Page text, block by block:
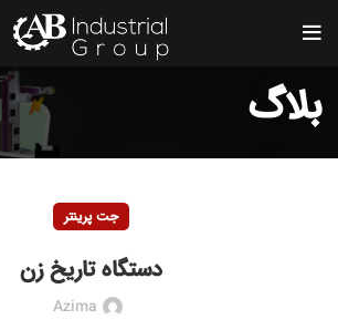
بلاگ
جت پرینتر
دستگاه تاریخ زن
Azima